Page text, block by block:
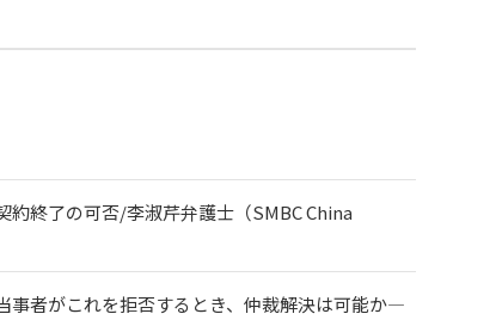
約終了の可否/李淑芹弁護士（SMBC China
事者がこれを拒否するとき、仲裁解決は可能か―